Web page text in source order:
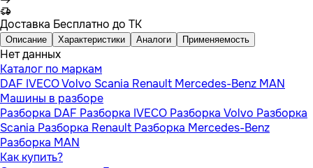
Доставка Бесплатно до ТК
Описание Характеристики Аналоги Применяемость
Нет данных
Каталог по маркам
DAF IVECOVolvo Scania Renault Mercedes-Benz MAN
Машины в разборе
Разборка DAF Разборка IVECO Разборка Volvo Разборка
Scania Разборка Renault Разборка Mercedes-Benz
Разборка MAN
Как купить?